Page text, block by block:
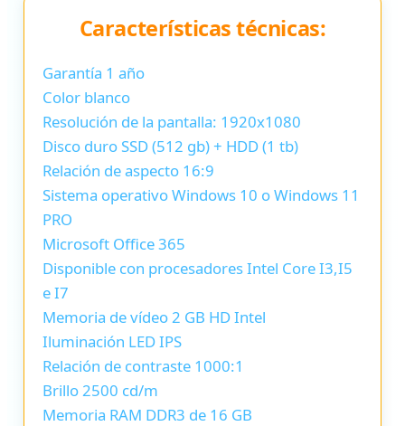
Características técnicas:
Garantía 1 año
Color blanco
Resolución de la pantalla: 1920x1080
Disco duro SSD (512 gb) + HDD (1 tb)
Relación de aspecto 16:9
Sistema operativo Windows 10 o Windows 11
PRO
Microsoft Office 365
Disponible con procesadores Intel Core I3,I5
e I7
Memoria de vídeo 2 GB HD Intel
Iluminación LED IPS
Relación de contraste 1000:1
Brillo 2500 cd/m
Memoria RAM DDR3 de 16 GB